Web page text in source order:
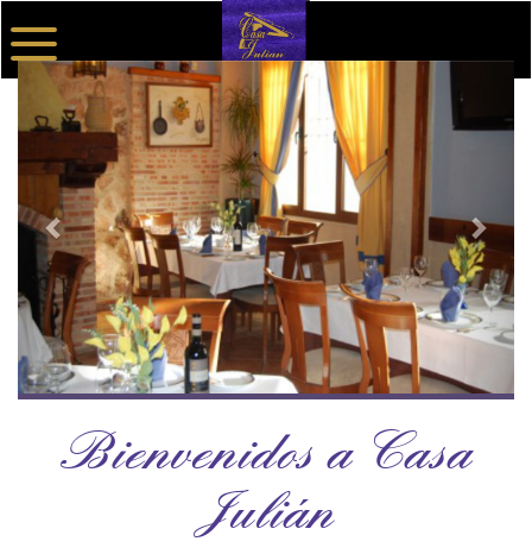
Bienvenidos a Casa
Julián